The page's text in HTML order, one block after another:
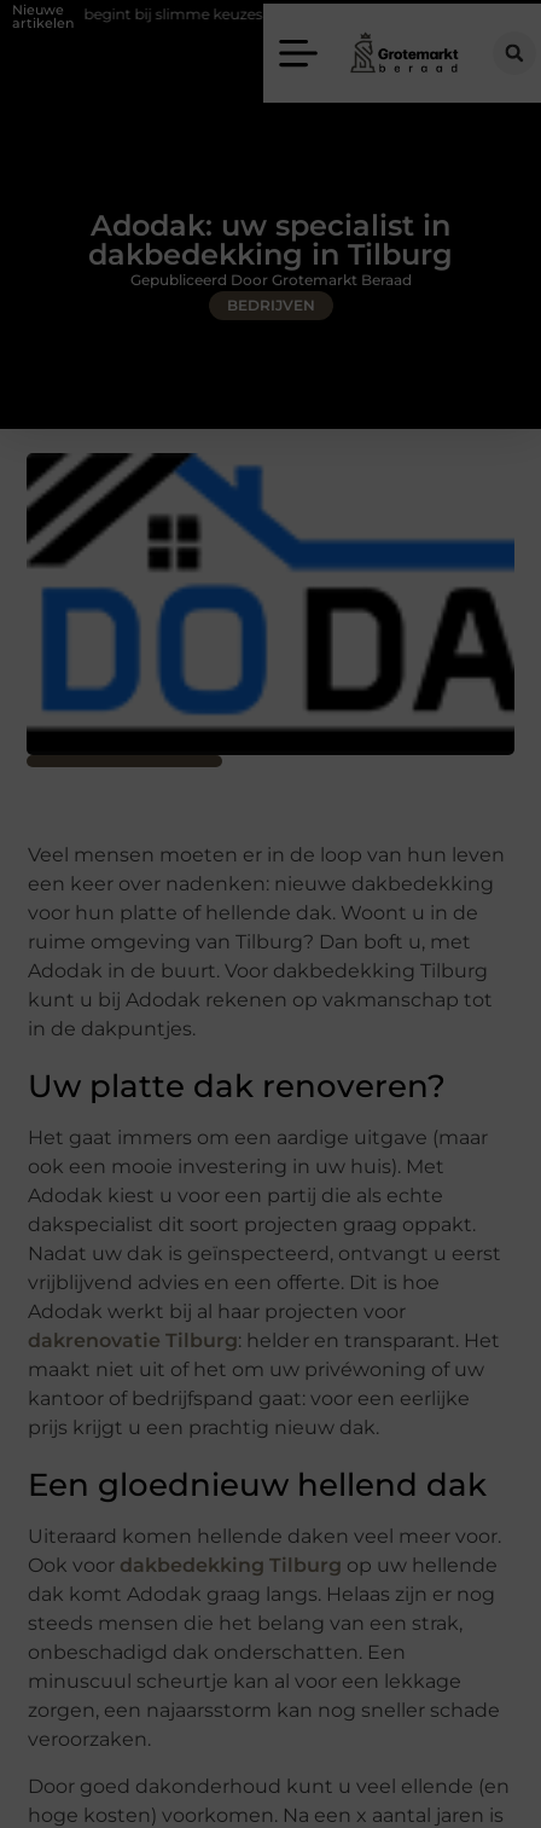
Nieuwe
artikelen
bij slimme keuzes Waarom kiezen voor een rijschool in Utrecht?
Adodak: uw specialist in
dakbedekking in Tilburg
BEDRIJVEN
Gepubliceerd Door Grotemarkt Beraad
Veel mensen moeten er in de loop van hun leven
een keer over nadenken: nieuwe dakbedekking
voor hun platte of hellende dak. Woont u in de
ruime omgeving van Tilburg? Dan boft u, met
Adodak in de buurt. Voor dakbedekking Tilburg
kunt u bij Adodak rekenen op vakmanschap tot
in de dakpuntjes.
Uw platte dak renoveren?
Het gaat immers om een aardige uitgave (maar
ook een mooie investering in uw huis). Met
Adodak kiest u voor een partij die als echte
dakspecialist dit soort projecten graag oppakt.
Nadat uw dak is geïnspecteerd, ontvangt u eerst
vrijblijvend advies en een offerte. Dit is hoe
Adodak werkt bij al haar projecten voor
dakrenovatie Tilburg: helder en transparant. Het
maakt niet uit of het om uw privéwoning of uw
kantoor of bedrijfspand gaat: voor een eerlijke
prijs krijgt u een prachtig nieuw dak.
Een gloednieuw hellend dak
Uiteraard komen hellende daken veel meer voor.
Ook voor dakbedekking Tilburg op uw hellende
dak komt Adodak graag langs. Helaas zijn er nog
steeds mensen die het belang van een strak,
onbeschadigd dak onderschatten. Een
minuscuul scheurtje kan al voor een lekkage
zorgen, een najaarsstorm kan nog sneller schade
veroorzaken.
Door goed dakonderhoud kunt u veel ellende (en
hoge kosten) voorkomen. Na een x aantal jaren is